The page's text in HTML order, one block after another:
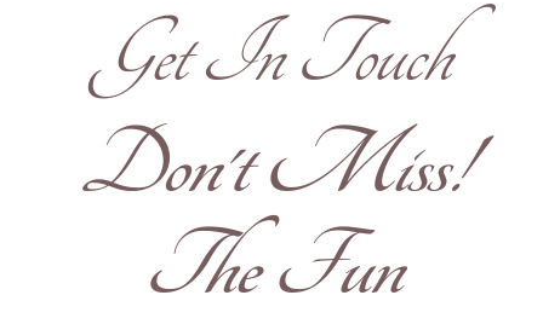
Get In Touch
!Don't Miss
The Fun